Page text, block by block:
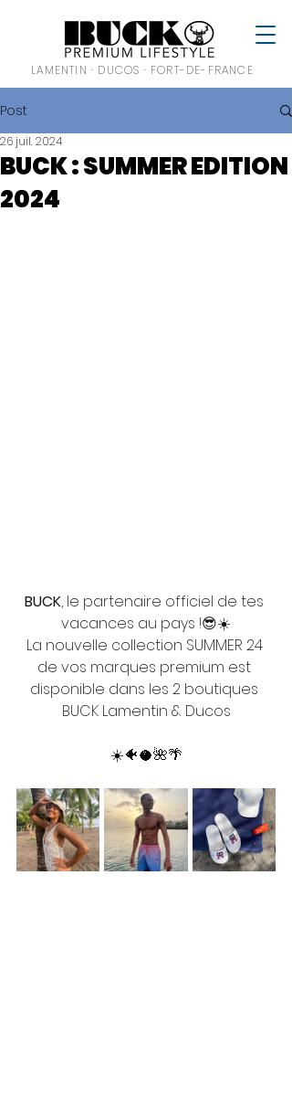
LAMENTIN · DUCOS · FORT-DE-FRANCE
Post
BUCK : SUMMER EDITION
2024
26 juil. 2024
BUCK, le partenaire officiel de tes
vacances au pays !😎☀️
La nouvelle collection SUMMER 24
de vos marques premium est
disponible dans les 2 boutiques
BUCK Lamentin & Ducos
☀️🐠🥥🌺🌴